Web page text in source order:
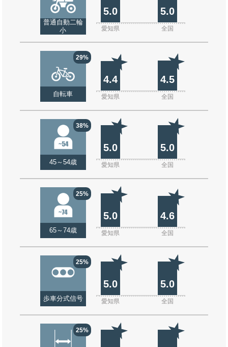
普通自動二輪
小
5.0 5.0
愛知県 全国
29%
自転車
4.4 4.5
愛知県 全国
38%
45～54歳
5.0 5.0
愛知県 全国
25%
65～74歳
5.0 4.6
愛知県 全国
25%
歩車分式信号
5.0 5.0
愛知県 全国
25%